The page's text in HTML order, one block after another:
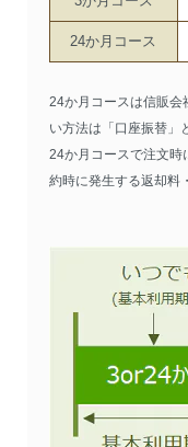
24か月コース
24か月コースは信販会
い方法は「口座振替」
24か月コースで注文時
約時に発生する返却料